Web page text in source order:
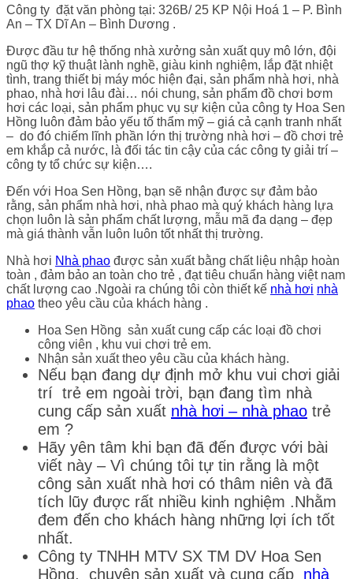
Công ty đặt văn phòng tại: 326B/ 25 KP Nội Hoá 1 – P. Bình
An – TX Dĩ An – Bình Dương .
Được đầu tư hệ thống nhà xưởng sản xuất quy mô lớn, đội
ngũ thợ kỹ thuật lành nghề, giàu kinh nghiệm, lắp đặt nhiệt
tình, trang thiết bị máy móc hiện đại, sản phẩm nhà hơi, nhà
phao, nhà hơi lâu đài… nói chung, sản phẩm đồ chơi bơm
hơi các loại, sản phẩm phục vụ sự kiện của công ty Hoa Sen
Hồng luôn đảm bảo yếu tố thẩm mỹ – giá cả cạnh tranh nhất
– do đó chiếm lĩnh phần lớn thị trường nhà hơi – đồ chơi trẻ
em khắp cả nước, là đối tác tin cậy của các công ty giải trí –
công ty tổ chức sự kiện….
Đến với Hoa Sen Hồng, bạn sẽ nhận được sự đảm bảo
rằng, sản phẩm nhà hơi, nhà phao mà quý khách hàng lựa
chọn luôn là sản phẩm chất lượng, mẫu mã đa dạng – đẹp
mà giá thành vẫn luôn luôn tốt nhất thị trường.
Nhà hơi Nhà phao được sản xuất bằng chất liệu nhập hoàn
toàn , đảm bảo an toàn cho trẻ , đạt tiêu chuẩn hàng việt nam
chất lượng cao .Ngoài ra chúng tôi còn thiết kế nhà hơi nhà
phao theo yêu cầu của khách hàng .
Hoa Sen Hồng sản xuất cung cấp các loại đồ chơi
công viên , khu vui chơi trẻ em.
Nhận sản xuất theo yêu cầu của khách hàng.
Nếu bạn đang dự định mở khu vui chơi giải
trí trẻ em ngoài trời, bạn đang tìm nhà
cung cấp sản xuất nhà hơi – nhà phao trẻ
em ?
Hãy yên tâm khi bạn đã đến được với bài
viết này – Vì chúng tôi tự tin rằng là một
công sản xuất nhà hơi có thâm niên và đã
tích lũy được rất nhiều kinh nghiệm .Nhằm
đem đến cho khách hàng những lợi ích tốt
nhất.
Công ty TNHH MTV SX TM DV Hoa Sen
Hồng, chuyên sản xuất và cung cấp nhà